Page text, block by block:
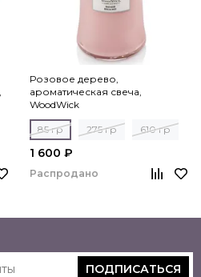
Розовое дерево,
ароматическая свеча,
WoodWick
85 гр 275 гр 610 гр
1 600 ₽
Распродано
ПОДПИСАТЬСЯ